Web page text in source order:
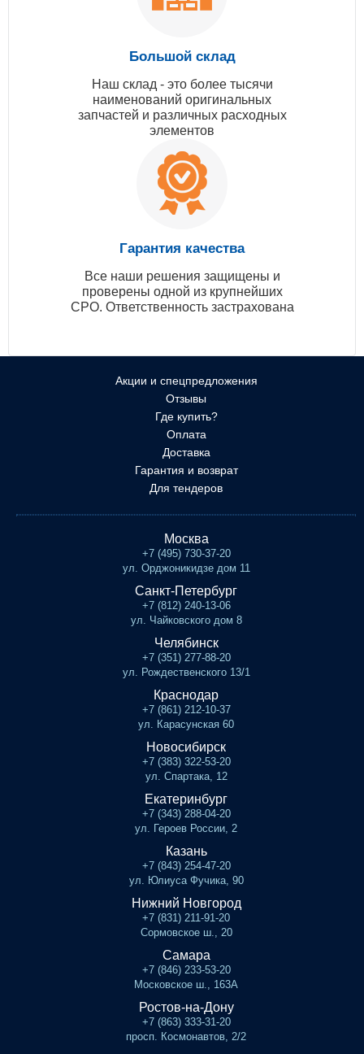
Большой склад
Наш склад - это более тысячи
наименований оригинальных
запчастей и различных расходных
элементов
Гарантия качества
Все наши решения защищены и
проверены одной из крупнейших
СРО. Ответственность застрахована
Акции и спецпредложения
Отзывы
Где купить?
Оплата
Доставка
Гарантия и возврат
Для тендеров
Москва
+7 (495) 730-37-20
ул. Орджоникидзе дом 11
Санкт-Петербург
+7 (812) 240-13-06
ул. Чайковского дом 8
Челябинск
+7 (351) 277-88-20
ул. Рождественского 13/1
Краснодар
+7 (861) 212-10-37
ул. Карасунская 60
Новосибирск
+7 (383) 322-53-20
ул. Спартака, 12
Екатеринбург
+7 (343) 288-04-20
ул. Героев России, 2
Казань
+7 (843) 254-47-20
ул. Юлиуса Фучика, 90
Нижний Новгород
+7 (831) 211-91-20
Сормовское ш., 20
Самара
+7 (846) 233-53-20
Московское ш., 163А
Ростов-на-Дону
+7 (863) 333-31-20
просп. Космонавтов, 2/2